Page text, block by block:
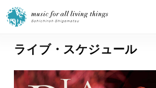
ホーム
ニュース
ライブ・スケジュール